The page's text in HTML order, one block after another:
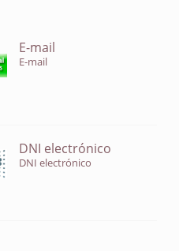
E-mail
E-mail
DNI electrónico
DNI electrónico